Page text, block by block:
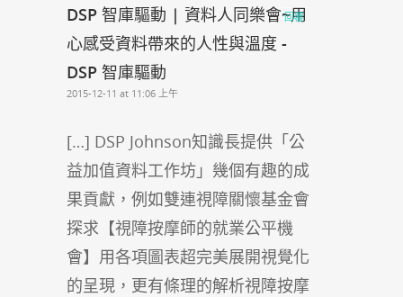
DSP 智庫驅動 | 資料人同樂會~用
心感受資料帶來的人性與溫度 -
DSP 智庫驅動
2015-12-11 at 11:06 上午
[…] DSP Johnson知識長提供「公
益加值資料工作坊」幾個有趣的成
果貢獻，例如雙連視障關懷基金會
探求【視障按摩師的就業公平機
會】用各項圖表超完美展開視覺化
的呈現，更有條理的解析視障按摩
回覆